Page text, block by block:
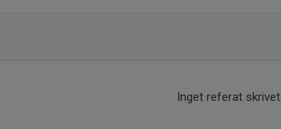
Inget referat skrivet